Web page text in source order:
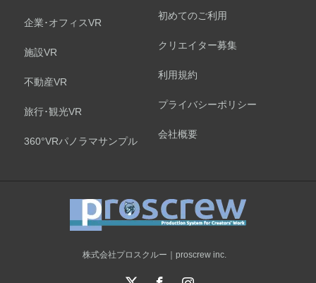
企業･オフィスVR
施設VR
不動産VR
旅行･観光VR
360°VRパノラマサンプル
初めてのご利用
クリエイター募集
利用規約
プライバシーポリシー
会社概要
株式会社プロスクルー｜proscrew inc.
Instagram